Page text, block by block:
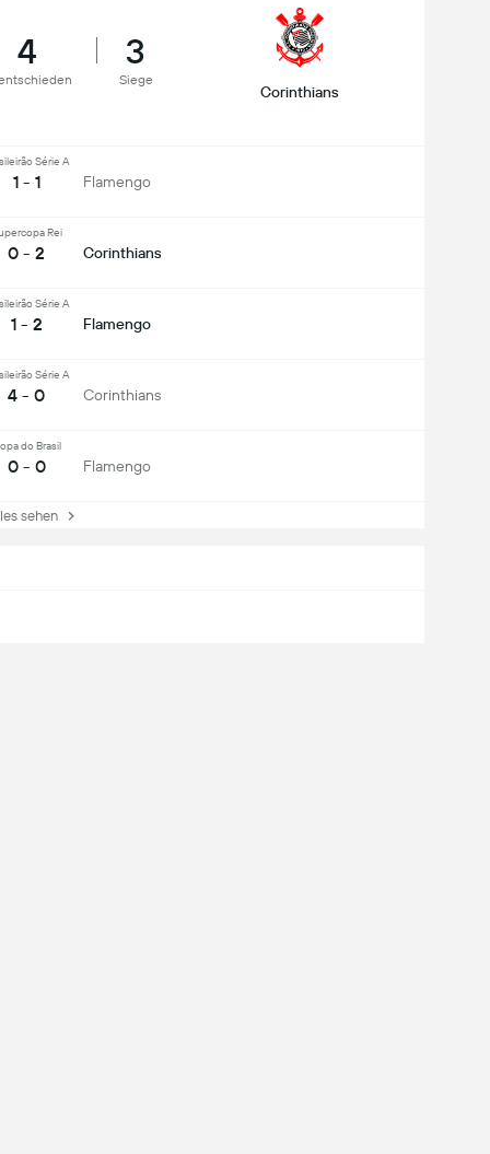
4 3
Siege
Corinthians
Série A
1 - 1 Flamengo
Rei
0 - 2 Corinthians
Série A
1 - 2 Flamengo
Série A
4 - 0 Corinthians
do Brasil
0 - 0 Flamengo
sehen